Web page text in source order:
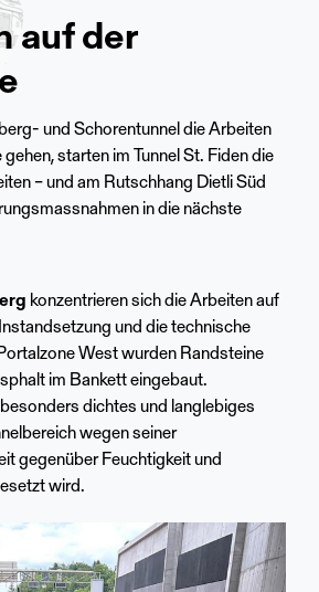
auf der
und Schorentunnel die Arbeiten
starten im Tunnel St. Fiden die
– und am Rutschhang Dietli Süd
in die nächste
konzentrieren sich die Arbeiten auf
und die technische
West wurden Randsteine
im Bankett eingebaut.
dichtes und langlebiges
wegen seiner
gegenüber Feuchtigkeit und
wird.